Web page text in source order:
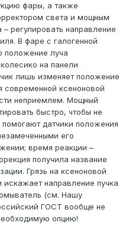
фары, а также
света и мощным
регулировать направление
В фаре с галогенной
положение луча
на панели
лишь изменяет положение
современной ксеноновой
неприемлем. Мощный
быстро, чтобы не
датчики положения
его
время реакции –
получила название
Грязь на ксеноновой
направление пучка
(см. Нашу
ГОСТ вообще не
опцию!